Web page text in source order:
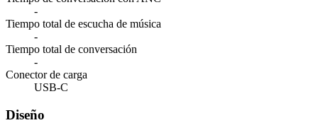
-
Tiempo total de escucha de música
-
Tiempo total de conversación
-
Conector de carga
USB-C
Diseño